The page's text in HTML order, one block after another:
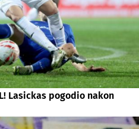
Lasickas pogodio nakon